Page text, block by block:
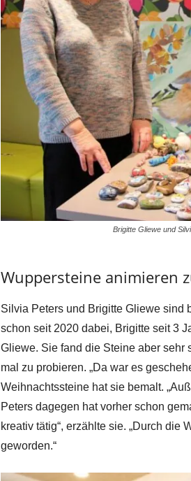
Brigitte Gliewe und
Wuppersteine animieren
Silvia Peters und Brigitte Gliewe sind
schon seit 2020 dabei, Brigitte seit 3
Gliewe. Sie fand die Steine aber sehr
mal zu probieren. „Da war es
Weihnachtssteine hat sie bemalt.
Peters dagegen hat vorher schon
kreativ tätig“, erzählte sie. „Durch
geworden.“